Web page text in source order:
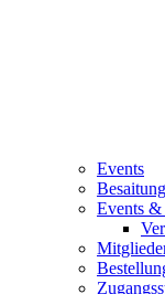
Events
Events &